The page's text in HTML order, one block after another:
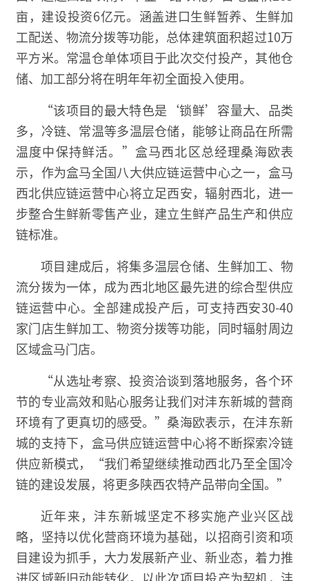
亩，建设投资6亿元。涵盖进口生鲜暂养、生鲜加
工配送、物流分拨等功能，总体建筑面积超过10万
平方米。常温仓单体项目于此次交付投产，其他仓
储、加工部分将在明年年初全面投入使用。
“该项目的最大特色是‘锁鲜’容量大、品类
多，冷链、常温等多温层仓储，能够让商品在所需
温度中保持鲜活。”盒马西北区总经理桑海欧表
示，作为盒马全国八大供应链运营中心之一，盒马
西北供应链运营中心将立足西安，辐射西北，进一
步整合生鲜新零售产业，建立生鲜产品生产和供应
链标准。
项目建成后，将集多温层仓储、生鲜加工、物
流分拨为一体，成为西北地区最先进的综合型供应
链运营中心。全部建成投产后，可支持西安30-40
家门店生鲜加工、物资分拨等功能，同时辐射周边
区域盒马门店。
“从选址考察、投资洽谈到落地服务，各个环
节的专业高效和贴心服务让我们对沣东新城的营商
环境有了更真切的感受。”桑海欧表示，在沣东新
城的支持下，盒马供应链运营中心将不断探索冷链
供应新模式，“我们希望继续推动西北乃至全国冷
链的建设发展，将更多陕西农特产品带向全国。”
近年来，沣东新城坚定不移实施产业兴区战
略，坚持以优化营商环境为基础，以招商引资和项
目建设为抓手，大力发展新产业、新业态，着力推